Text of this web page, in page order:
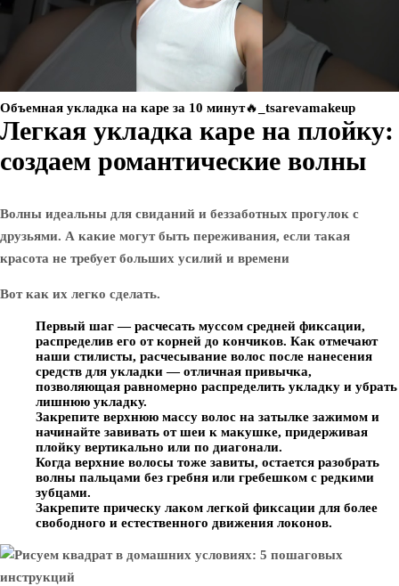
Объемная укладка на каре за 10 минут🔥_tsarevamakeup
Легкая укладка каре на плойку:
создаем романтические волны
Волны идеальны для свиданий и беззаботных прогулок с
друзьями. А какие могут быть переживания, если такая
красота не требует больших усилий и времени
Вот как их легко сделать.
Первый шаг — расчесать муссом средней фиксации,
распределив его от корней до кончиков. Как отмечают
наши стилисты, расчесывание волос после нанесения
средств для укладки — отличная привычка,
позволяющая равномерно распределить укладку и убрать
лишнюю укладку.
Закрепите верхнюю массу волос на затылке зажимом и
начинайте завивать от шеи к макушке, придерживая
плойку вертикально или по диагонали.
Когда верхние волосы тоже завиты, остается разобрать
волны пальцами без гребня или гребешком с редкими
зубцами.
Закрепите прическу лаком легкой фиксации для более
свободного и естественного движения локонов.